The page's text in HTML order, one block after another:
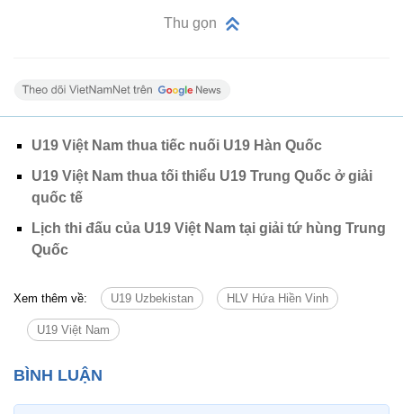
Thu gọn
U19 Việt Nam thua tiếc nuối U19 Hàn Quốc
U19 Việt Nam thua tối thiểu U19 Trung Quốc ở giải
quốc tế
Lịch thi đấu của U19 Việt Nam tại giải tứ hùng Trung
Quốc
Xem thêm về: U19 Uzbekistan HLV Hứa Hiền Vinh
U19 Việt Nam